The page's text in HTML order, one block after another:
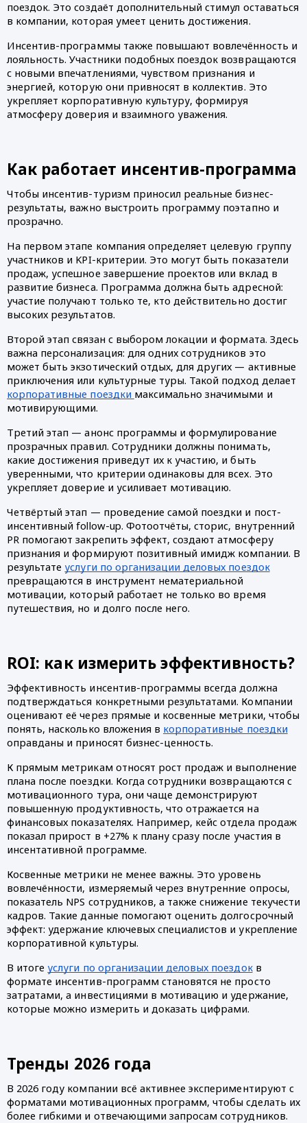
поездок. Это создаёт дополнительный стимул оставаться
в компании, которая умеет ценить достижения.
Инсентив-программы также повышают вовлечённость и
лояльность. Участники подобных поездок возвращаются
с новыми впечатлениями, чувством признания и
энергией, которую они привносят в коллектив. Это
укрепляет корпоративную культуру, формируя
атмосферу доверия и взаимного уважения.
Как работает инсентив-программа
Чтобы инсентив-туризм приносил реальные бизнес-
результаты, важно выстроить программу поэтапно и
прозрачно.
На первом этапе компания определяет целевую группу
участников и KPI-критерии. Это могут быть показатели
продаж, успешное завершение проектов или вклад в
развитие бизнеса. Программа должна быть адресной:
участие получают только те, кто действительно достиг
высоких результатов.
Второй этап связан с выбором локации и формата. Здесь
важна персонализация: для одних сотрудников это
может быть экзотический отдых, для других — активные
приключения или культурные туры. Такой подход делает
корпоративные поездки максимально значимыми и
мотивирующими.
Третий этап — анонс программы и формулирование
прозрачных правил. Сотрудники должны понимать,
какие достижения приведут их к участию, и быть
уверенными, что критерии одинаковы для всех. Это
укрепляет доверие и усиливает мотивацию.
Четвёртый этап — проведение самой поездки и пост-
инсентивный follow-up. Фотоотчёты, сторис, внутренний
PR помогают закрепить эффект, создают атмосферу
признания и формируют позитивный имидж компании. В
результате услуги по организации деловых поездок
превращаются в инструмент нематериальной
мотивации, который работает не только во время
путешествия, но и долго после него.
ROI: как измерить эффективность?
Эффективность инсентив-программы всегда должна
подтверждаться конкретными результатами. Компании
оценивают её через прямые и косвенные метрики, чтобы
понять, насколько вложения в корпоративные поездки
оправданы и приносят бизнес-ценность.
К прямым метрикам относят рост продаж и выполнение
плана после поездки. Когда сотрудники возвращаются с
мотивационного тура, они чаще демонстрируют
повышенную продуктивность, что отражается на
финансовых показателях. Например, кейс отдела продаж
показал прирост в +27% к плану сразу после участия в
инсентативной программе.
Косвенные метрики не менее важны. Это уровень
вовлечённости, измеряемый через внутренние опросы,
показатель NPS сотрудников, а также снижение текучести
кадров. Такие данные помогают оценить долгосрочный
эффект: удержание ключевых специалистов и укрепление
корпоративной культуры.
В итоге услуги по организации деловых поездокв
формате инсентив-программ становятся не просто
затратами, а инвестициями в мотивацию и удержание,
которые можно измерить и доказать цифрами.
Тренды 2026 года
В 2026 году компании всё активнее экспериментируют с
форматами мотивационных программ, чтобы сделать их
более гибкими и отвечающими запросам сотрудников.